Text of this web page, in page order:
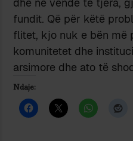
fundit. Që për këtë
flitet, kjo nuk e bën më
komunitetet dhe
arsimore dhe ato të
Ndaje: